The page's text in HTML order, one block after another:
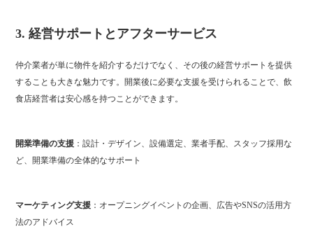
3.経営サポートとアフターサービス
仲介業者が単に物件を紹介するだけでなく、その後の経営サポートを提供
することも大きな魅力です。開業後に必要な支援を受けられることで、飲
食店経営者は安心感を持つことができます。
開業準備の支援 ：設計・デザイン、設備選定、業者手配、スタッフ採用な
ど、開業準備の全体的なサポート
マーケティング支援 ：オープニングイベントの企画、広告やSNSの活用方
法のアドバイス